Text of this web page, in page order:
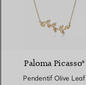
Paloma Picasso®
Pendentif Olive Leaf